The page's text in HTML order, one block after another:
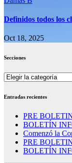
Definidos todos los
Oct 18, 2025
Secciones
Secciones
Entradas recientes
PRE
BOLETÍN
Comenzó la
PRE
BOLETÍN